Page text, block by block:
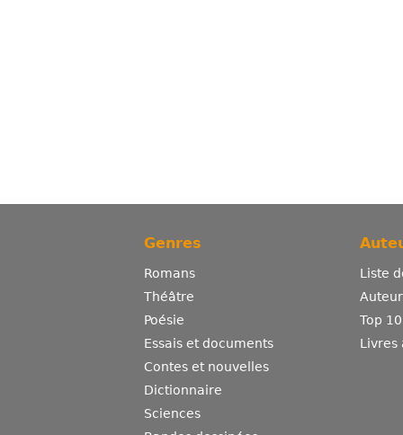
Genres
Romans
Théâtre
Poésie
Essais et documents
Contes et nouvelles
Dictionnaire
Sciences
Liste
Top
Livres